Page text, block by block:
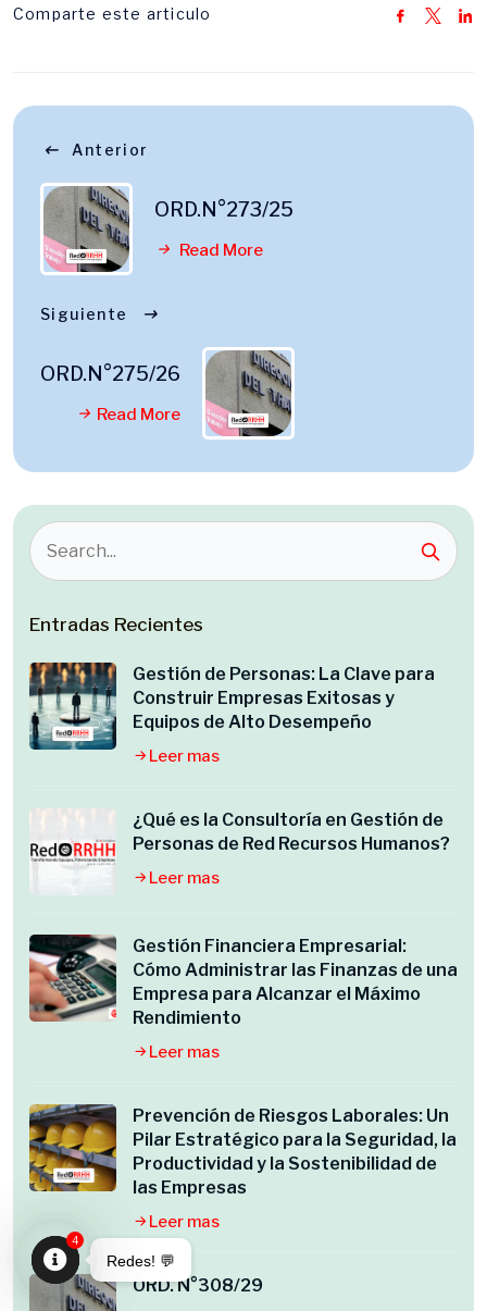
Comparte este articulo
Anterior
ORD.N°273/25
Read More
Siguiente
ORD.N°275/26
Read More
Entradas Recientes
Gestión de Personas: La Clave para
Construir Empresas Exitosas y
Equipos de Alto Desempeño
Leer mas
¿Qué es la Consultoría en Gestión de
Personas de Red Recursos Humanos?
Leer mas
Gestión Financiera Empresarial:
Cómo Administrar las Finanzas de una
Empresa para Alcanzar el Máximo
Rendimiento
Leer mas
Prevención de Riesgos Laborales: Un
Pilar Estratégico para la Seguridad, la
Productividad y la Sostenibilidad de
las Empresas
Leer mas
ORD. N°308/29
Redes! 💬
Open
4